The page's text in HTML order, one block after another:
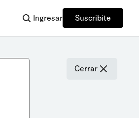
Ingresar Suscribite
Cerrar